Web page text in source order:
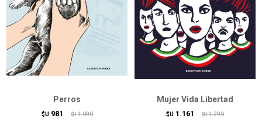
Perros
$U 981 $U 1.090
Mujer Vida Libertad
$U 1.161 $U 1.290